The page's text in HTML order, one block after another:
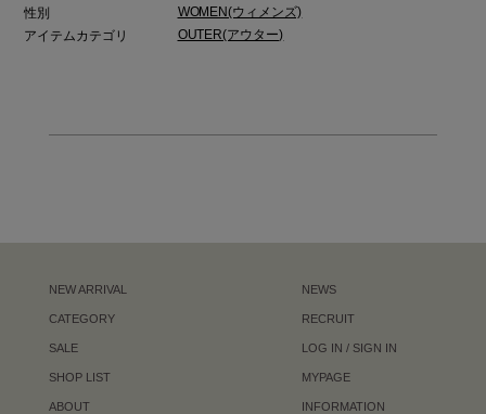
性別
WOMEN(ウィメンズ)
アイテムカテゴリ
OUTER(アウター)
NEW ARRIVAL
CATEGORY
SALE
SHOP LIST
ABOUT
NEWS
RECRUIT
LOG IN / SIGN IN
MYPAGE
INFORMATION